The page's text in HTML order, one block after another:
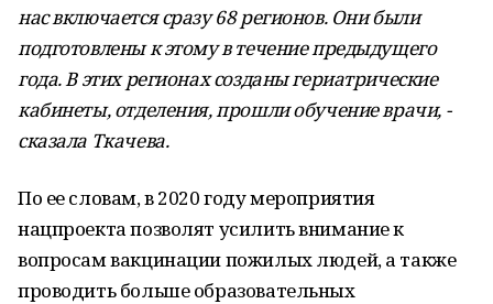
нас включается сразу 68 регионов. Они были
подготовлены к этому в течение предыдущего
года. В этих регионах созданы гериатрические
кабинеты, отделения, прошли обучение врачи, -
сказала Ткачева.
По ее словам, в 2020 году мероприятия
нацпроекта позволят усилить внимание к
вопросам вакцинации пожилых людей, а также
проводить больше образовательных